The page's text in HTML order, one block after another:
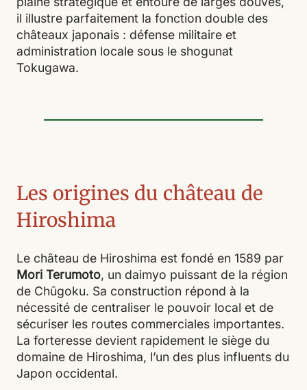
il illustre parfaitement la fonction double des
châteaux japonais : défense militaire et
administration locale sous le shogunat
Tokugawa.
Les origines du château de
Hiroshima
Le château de Hiroshima est fondé en 1589 par
Mori Terumoto, un daimyo puissant de la région
de Chūgoku. Sa construction répond à la
nécessité de centraliser le pouvoir local et de
sécuriser les routes commerciales importantes.
La forteresse devient rapidement le siège du
domaine de Hiroshima, l’un des plus influents du
Japon occidental.